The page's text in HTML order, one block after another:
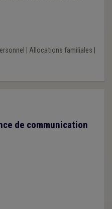
Allocations familiales
de communication